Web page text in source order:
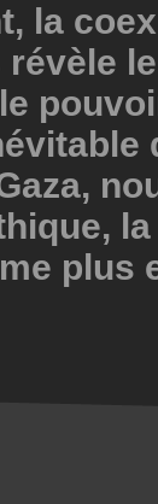
la
révèle
plus